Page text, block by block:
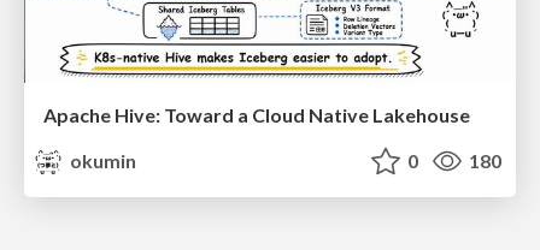
Apache Hive: Toward a Cloud Native Lakehouse
okumin
0 180